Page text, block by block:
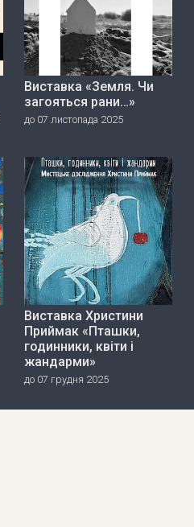
Виставка «Земля. Чи
загояться рани…»
до 07 листопада 2025
Виставка Христини
Приймак «Пташки,
годинники, квіти і
жандарми»
до 07 грудня 2025